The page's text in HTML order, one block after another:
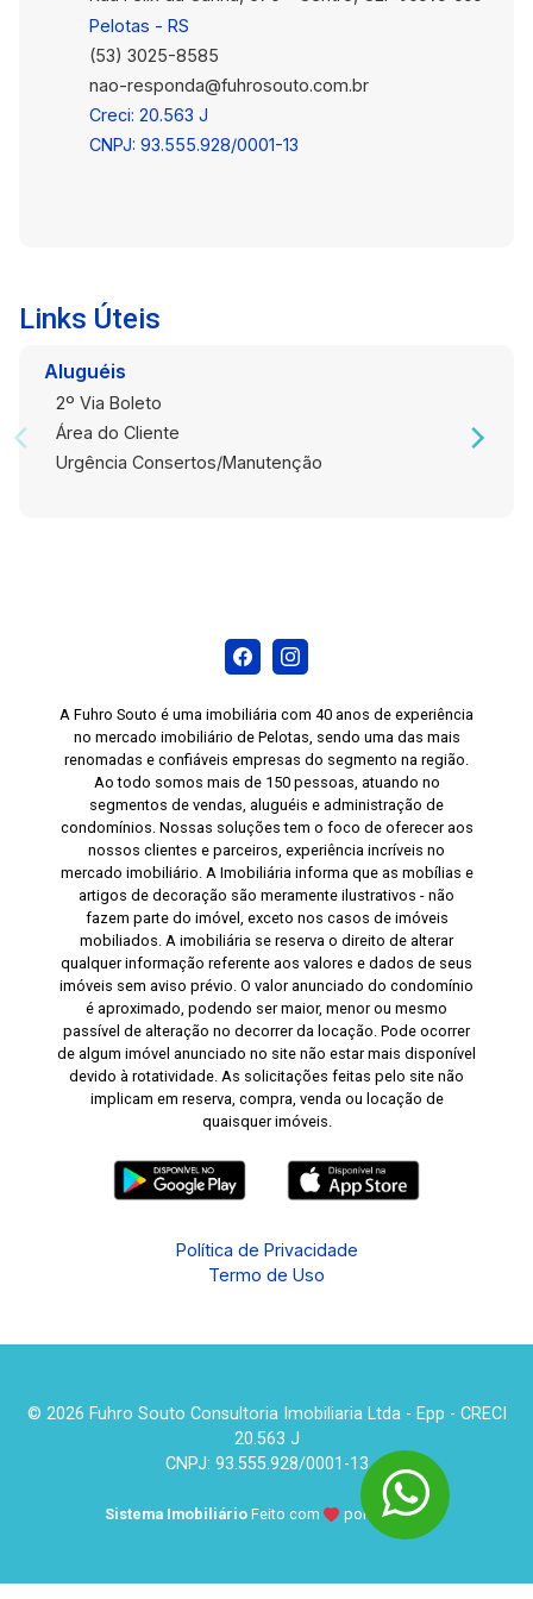
Pelotas - RS
(53) 3025-8585
nao-responda@fuhrosouto.com.br
Creci: 20.563 J
CNPJ: 93.555.928/0001-13
Links Úteis
Aluguéis
2º Via Boleto
Área do Cliente
Urgência Consertos/Manutenção
A Fuhro Souto é uma imobiliária com 40 anos de experiência
no mercado imobiliário de Pelotas, sendo uma das mais
renomadas e confiáveis empresas do segmento na região.
Ao todo somos mais de 150 pessoas, atuando no
segmentos de vendas, aluguéis e administração de
condomínios. Nossas soluções tem o foco de oferecer aos
nossos clientes e parceiros, experiência incríveis no
mercado imobiliário. A Imobiliária informa que as mobílias e
artigos de decoração são meramente ilustrativos - não
fazem parte do imóvel, exceto nos casos de imóveis
mobiliados. A imobiliária se reserva o direito de alterar
qualquer informação referente aos valores e dados de seus
imóveis sem aviso prévio. O valor anunciado do condomínio
é aproximado, podendo ser maior, menor ou mesmo
passível de alteração no decorrer da locação. Pode ocorrer
de algum imóvel anunciado no site não estar mais disponível
devido à rotatividade. As solicitações feitas pelo site não
implicam em reserva, compra, venda ou locação de
quaisquer imóveis.
Política de Privacidade
Termo de Uso
© 2026 Fuhro Souto Consultoria Imobiliaria Ltda - Epp - CRECI
20.563 J
CNPJ: 93.555.928/0001-13
Sistema Imobiliário Feito com por KUROLE